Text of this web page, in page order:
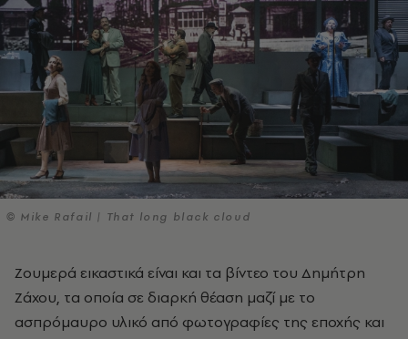
© Mike Rafail | That long black cloud
Ζουμερά εικαστικά είναι και τα βίντεο του Δημήτρη
Ζάχου, τα οποία σε διαρκή θέαση μαζί με το
ασπρόμαυρο υλικό από φωτογραφίες της εποχής και